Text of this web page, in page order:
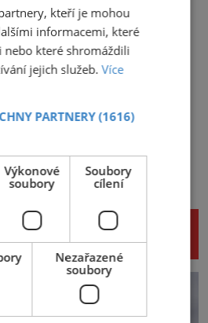
UJÍT DALŠÍ ZAJÍMAVÉ
ČLÁNKY
kteří je mohou
informacemi, které
nebo které shromáždili
jejich služeb.Více
PARTNERY(1616)
Výkonové
soubory
Soubory
cílení
Nezařazené
soubory